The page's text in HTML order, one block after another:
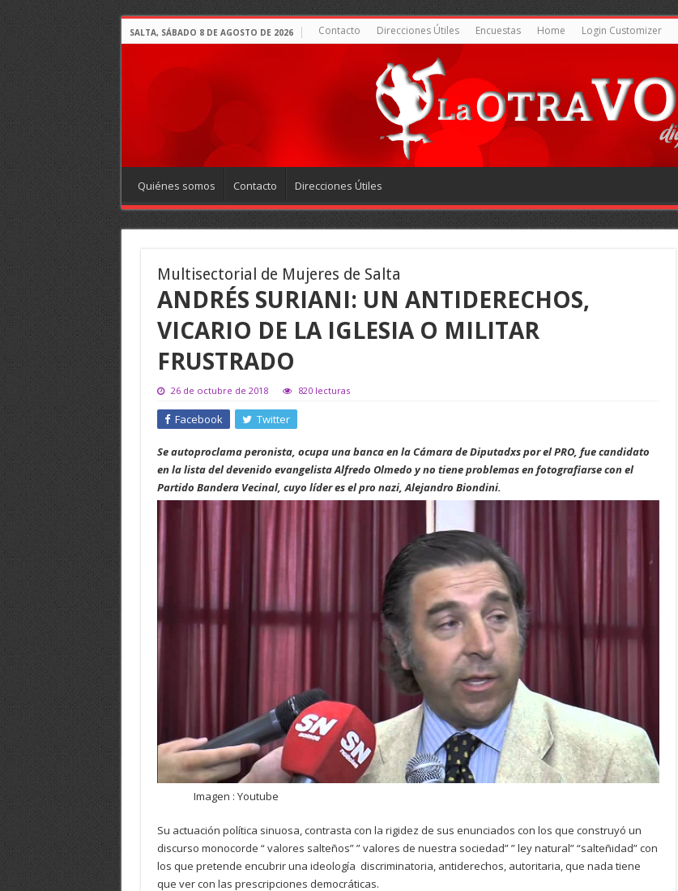
SALTA, SÁBADO 8 DE AGOSTO DE 2026 Contacto Direcciones Útiles Encuestas Home Login Customizer
Quiénes somos Contacto Direcciones Útiles
Multisectorial de Mujeres de Salta
ANDRÉS SURIANI: UN ANTIDERECHOS,
VICARIO DE LA IGLESIA O MILITAR
FRUSTRADO
26 de octubre de 2018 820 lecturas
Facebook Twitter
Se autoproclama peronista, ocupa una banca en la Cámara de Diputadxs por el PRO, fue candidato
en la lista del devenido evangelista Alfredo Olmedo y no tiene problemas en fotografiarse con el
Partido Bandera Vecinal, cuyo líder es el pro nazi, Alejandro Biondini.
Imagen : Youtube
Su actuación política sinuosa, contrasta con la rigidez de sus enunciados con los que construyó un
discurso monocorde “ valores salteños” ” valores de nuestra sociedad” ” ley natural” “salteñidad” con
los que pretende encubrir una ideología discriminatoria, antiderechos, autoritaria, que nada tiene
que ver con las prescripciones democráticas.